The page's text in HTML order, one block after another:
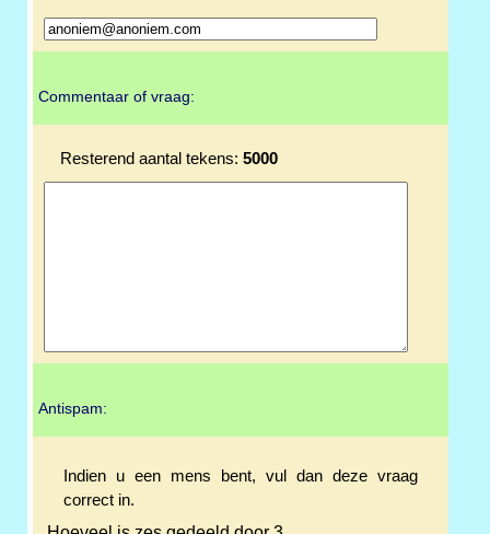
Commentaar of vraag:
Resterend aantal tekens: 5000
Antispam:
Indien u een mens bent, vul dan deze vraag
correct in.